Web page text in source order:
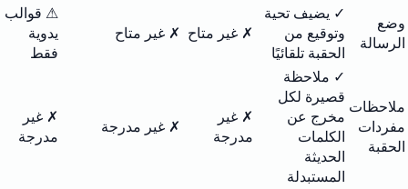
وضع
الرسالة
✓ يضيف تحية
وتوقيع من
الحقبة تلقائيًا
✗ غير متاح ✗ غير متاح
⚠ قوالب
يدوية
فقط
ملاحظات
مفردات
الحقبة
✓ ملاحظة
قصيرة لكل
مخرج عن
الكلمات
الحديثة
المستبدلة
✗ غير
مدرجة
✗ غير مدرجة
✗ غير
مدرجة